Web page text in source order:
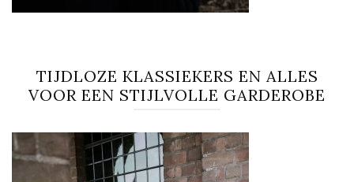
TIJDLOZE KLASSIEKERS EN ALLES
VOOR EEN STIJLVOLLE GARDEROBE